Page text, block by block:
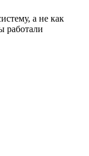
а не как
работали